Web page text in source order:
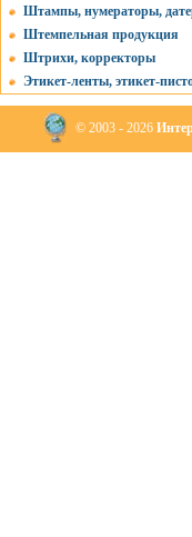
Штампы, нумераторы,
Штемпельная продукция
Штрихи, корректоры
Этикет-ленты, этикет-
© 2003 - 2026